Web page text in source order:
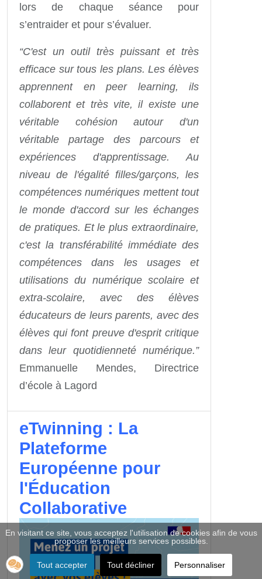
lors de chaque séance pour
s’entraider et pour s’évaluer.
“C'est un outil très puissant et très
efficace sur tous les plans. Les élèves
apprennent en peer learning, ils
collaborent et très vite, il existe une
véritable cohésion autour d'un
véritable partage des parcours et
expériences d'apprentissage. Au
niveau de l'égalité filles/garçons, les
compétences numériques mettent tout
le monde d'accord sur les échanges
de pratiques. Et le plus extraordinaire,
c'est la transférabilité immédiate des
compétences dans les usages et
utilisations du numérique scolaire et
extra-scolaire, avec des élèves
éducateurs de leurs parents, avec des
élèves qui font preuve d'esprit critique
dans leur quotidienneté numérique.”
Emmanuelle Mendes, Directrice
d’école à Lagord
eTwinning : La
Plateforme
Européenne pour
l'Éducation
Collaborative
En visitant ce site, vous acceptez l'utilisation de cookies afin de vous
proposer les meilleurs services possibles.
Tout accepter Tout décliner Personnaliser